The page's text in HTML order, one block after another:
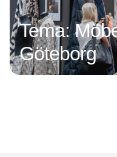
Tema:
Göteborg